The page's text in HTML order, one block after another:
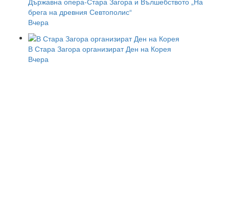
брега на древния Севтополис“
Вчера
В Стара Загора организират Ден на Корея
Вчера